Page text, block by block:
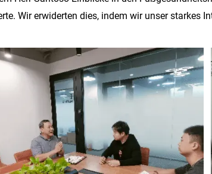
Wir erwiderten dies, indem wir unser starkes